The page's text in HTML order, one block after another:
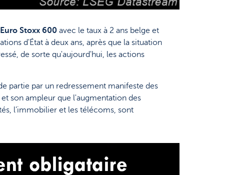
Euro Stoxx 600 avec le taux à 2 ans belge et
d'État à deux ans, après que la situation
de sorte qu'aujourd'hui, les actions
partie par un redressement manifeste des
son ampleur que l'augmentation des
l’immobilier et les télécoms, sont